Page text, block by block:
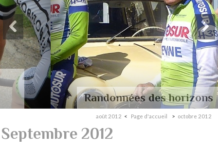
Randonnées des horizons
août 2012 Page d'accueil octobre 2012
Septembre 2012